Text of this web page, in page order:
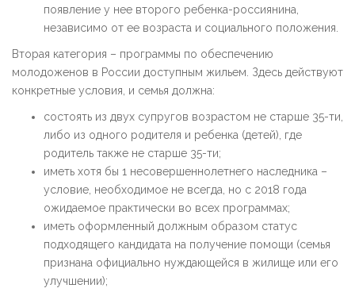
появление у нее второго ребенка-россиянина,
независимо от ее возраста и социального положения.
Вторая категория – программы по обеспечению
молодоженов в России доступным жильем. Здесь действуют
конкретные условия, и семья должна:
состоять из двух супругов возрастом не старше 35-ти,
либо из одного родителя и ребенка (детей), где
родитель также не старше 35-ти;
иметь хотя бы 1 несовершеннолетнего наследника –
условие, необходимое не всегда, но с 2018 года
ожидаемое практически во всех программах;
иметь оформленный должным образом статус
подходящего кандидата на получение помощи (семья
признана официально нуждающейся в жилище или его
улучшении);